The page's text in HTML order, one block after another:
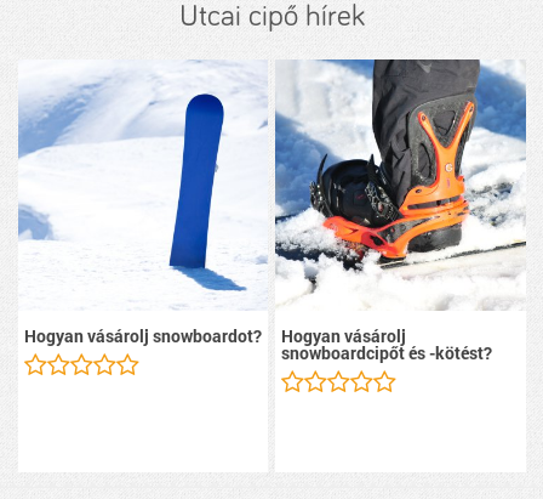
Utcai cipő hírek
Hogyan vásárolj snowboardot? Hogyan vásárolj
snowboardcipőt és -kötést?